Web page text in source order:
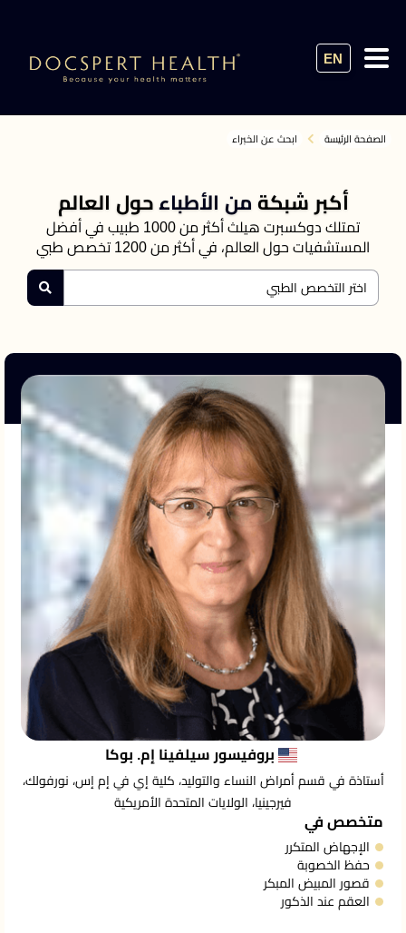
EN
الصفحة الرئيسة ابحث عن الخبراء
أكبر شبكة من الأطباء حول العالم
تمتلك دوكسبرت هيلث أكثر من 1000 طبيب في أفضل
المستشفيات حول العالم، في أكثر من 1200 تخصص طبي
بروفيسور سيلفينا إم. بوكا
أستاذة في قسم أمراض النساء والتوليد، كلية إي في إم إس، نورفولك،
فيرجينيا، الولايات المتحدة الأمريكية
متخصص في
الإجهاض المتكرر
حفظ الخصوبة
قصور المبيض المبكر
العقم عند الذكور